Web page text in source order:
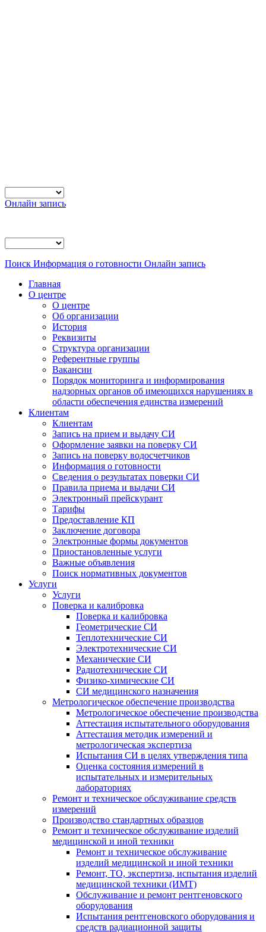
Онлайн запись
Поиск Информация о готовности Онлайн запись
Главная
О центре
О центре
Об организации
История
Реквизиты
Структура организации
Референтные группы
Вакансии
Порядок мониторинга и информирования
надзорных органов об имеющихся нарушениях в
области обеспечения единства измерений
Клиентам
Клиентам
Запись на прием и выдачу СИ
Оформление заявки на поверку СИ
Запись на поверку водосчетчиков
Информация о готовности
Сведения о результатах поверки СИ
Правила приема и выдачи СИ
Электронный прейскурант
Тарифы
Предоставление КП
Заключение договора
Электронные формы документов
Приостановленные услуги
Важные объявления
Поиск нормативных документов
Услуги
Услуги
Поверка и калибровка
Поверка и калибровка
Геометрические СИ
Теплотехнические СИ
Электротехнические СИ
Механические СИ
Радиотехнические СИ
Физико-химические СИ
СИ медицинского назначения
Метрологическое обеспечение производства
Метрологическое обеспечение производства
Аттестация испытательного оборудования
Аттестация методик измерений и
метрологическая экспертиза
Испытания СИ в целях утверждения типа
Оценка состояния измерений в
испытательных и измерительных
лабораториях
Ремонт и техническое обслуживание средств
измерений
Производство стандартных образцов
Ремонт и техническое обслуживание изделий
медицинской и иной техники
Ремонт и техническое обслуживание
изделий медицинской и иной техники
Ремонт, ТО, экспертиза, испытания изделий
медицинской техники (ИМТ)
Обслуживание и ремонт рентгеновского
оборудования
Испытания рентгеновского оборудования и
средств радиационной защиты